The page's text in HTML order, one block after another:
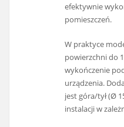
efektywnie
pomieszczeń.
W praktyce
powierzchni do
wykończenie
urządzenia.
jest góra/tył (Ø
instalacji w